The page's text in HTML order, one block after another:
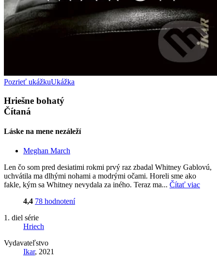
Pozrieť ukážkuUkážka
Hriešne bohatý
Čítaná
Láske na mene nezáleží
Meghan March
Len čo som pred desiatimi rokmi prvý raz zbadal Whitney Gablovú,
uchvátila ma dlhými nohami a modrými očami. Horeli sme ako
fakle, kým sa Whitney nevydala za iného. Teraz ma... Čítať viac
4,4 78 hodnotení
1. diel série
Hriech
Vydavateľstvo
Ikar, 2021